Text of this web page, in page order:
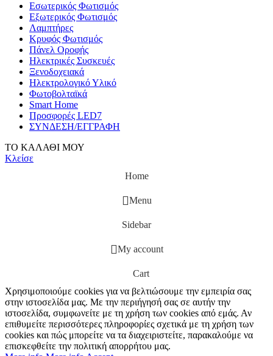
Εσωτερικός Φωτισμός
Εξωτερικός Φωτισμός
Λαμπτήρες
Κρυφός Φωτισμός
Πάνελ Οροφής
Ηλεκτρικές Συσκευές
Ξενοδοχειακά
Ηλεκτρολογικό Υλικό
Φωτοβολταϊκά
Smart Home
Προσφορές LED7
ΣΥΝΔΕΣΗ/ΕΓΓΡΑΦΗ
ΤΟ ΚΑΛΑΘΙ ΜΟΥ
Κλείσε
Home
Menu
Sidebar
My account
Cart
Χρησιμοποιούμε cookies για να βελτιώσουμε την εμπειρία σας
στην ιστοσελίδα μας. Με την περιήγησή σας σε αυτήν την
ιστοσελίδα, συμφωνείτε με τη χρήση των cookies από εμάς. Αν
επιθυμείτε περισσότερες πληροφορίες σχετικά με τη χρήση των
cookies και πώς μπορείτε να τα διαχειριστείτε, παρακαλούμε να
επισκεφθείτε την πολιτική απορρήτου μας.